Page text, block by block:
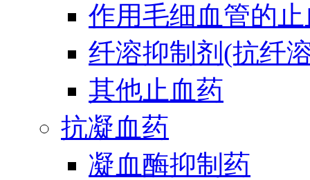
作用毛细血管的
纤溶抑制剂(抗纤
其他止血药
抗凝血药
凝血酶抑制药